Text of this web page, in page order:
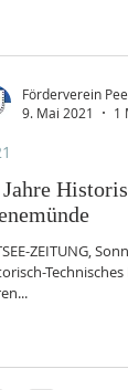
Jahre
ZEITUNG,
Förderverein
9. Mai 2021
1